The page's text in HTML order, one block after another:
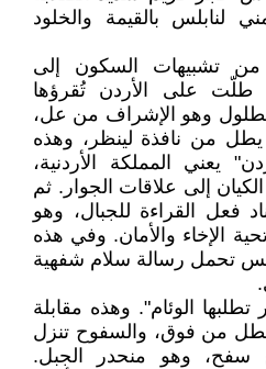
لنابلس بالقيمة والخلود
من تشبيهات السكون إلى
طلّت على الأردن تُقرؤها
وهو الإشراف من عل،
يطل من نافذة لينظر، وهذه
يعني المملكة الأردنية،
إلى علاقات الجوار. ثم
فعل القراءة للجبال، وهو
الإخاء والأمان. وفي هذه
تحمل رسالة سلام شفهية
الوئام". وهذه مقابلة
من فوق، والسفوح تنزل
وهو منحدر الجبل.